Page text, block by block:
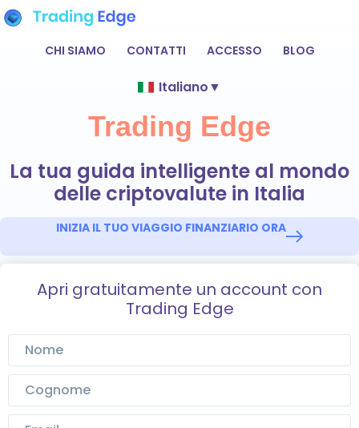
CHI SIAMO CONTATTI ACCESSO BLOG
Italiano▼
Trading Edge
La tua guida intelligente al mondo
delle criptovalute in Italia
INIZIA IL TUO VIAGGIO FINANZIARIO ORA
Apri gratuitamente un account con
Trading Edge